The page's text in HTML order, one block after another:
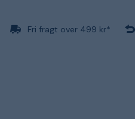
Fri fragt over 499 kr*